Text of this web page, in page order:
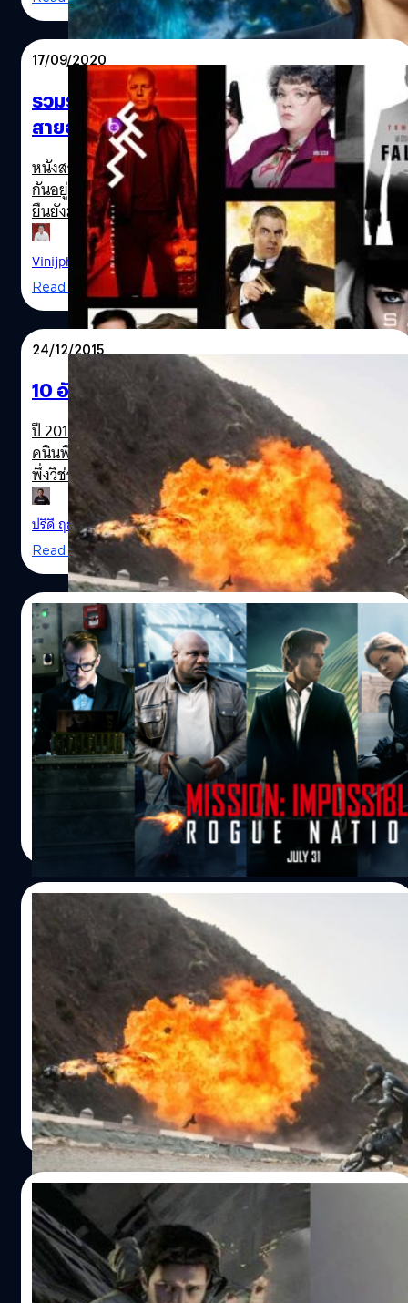
Avatar 2
แสดงผู้หญิงเสียด้วย มีรายงานว่า Kate Winslet นักแสดง
เจ้าของรางวัลออสการ์ที่ได้กลับมาร่วมงานกับผู้กำกับ Titanic
(1997) อย่าง James Cameron อีกครั้ง ได้ถ่ายทำฉากที่ต้อง
ระบำอยู่ใต้น้ำในงานพิธีสำคัญของหนังภาค 2 ซึ่งจะเน้น
บรรยากาศใต้น้ำของดาวที่เป็นดวงจันทร์ของดาวนาวีอีกทีและ
Cameron ก็ให้ความมั่นใจว่าเทคโนโลยีการถ่ายใต้น้ำของหนัง
นั้นดีที่สุดที่โลกมีตอนนี้ ปกตินักแสดงหลายคนของฮอลลีวู
ดมักจะหลีกเลี่ยงการต้องแสดงใต้น้ำเพราะเป็นเรื่องยาก แต่
Winslet ก็บ่ยั่น นอกจากนั้นการทำลายสถิติครั้งนี้ Winslet ก็
ไม่รู้จนกระทั่งมีคนมาบอกหลังถ่ายทำเสร็จไปแล้ว (แสดงว่า
เธอไม่ได้ตั้งใจมาทำสถิติใหม่แต่แรก) มันตลกมากเพราะฉันไม่
ได้อ่านข่าวเลยและฉันไม่มีอินสตาแกรม ตอนที่ฉันถ่ายฉากนี้
เมื่อหลายอาทิตย์ก่อน มีคนในกองถ่ายตกใจแล้วบอกว่า
พระเจ้า นั่นคุณกลั้นหายใจใต้น้ำ 7 นาที 14วินาทีเลยหรือ? มัน
บ้ามากและฉันก็ภูมิใจกับมันนะ แต่คงไม่กลับไปทำอะไรแบบ
นั้นอีกแล้วล่ะ เพราะฉันต้องใช้เวลาตั้ง 4…
Spy Movie Netflix
17/09/2020
รวมรายชื่อ “หนังสายลับ” ทั้งสายบู๊สุดมันและ
สายฮาสุดก๊าก บน Netflix
หนังสายลับจัดเป็นแขนงหนึ่งที่มีให้แฟน ๆ หนังแอ็กชันได้ชม
กันอยู่ตลอด ในโลกภาพยนตร์นั้นมีสายลับระดับโลกที่อยู่ยั้ง
ยืนยังมาเกิน 50 ปี อย่าง James Bond 007 แห่งหน่วยสืบ
ราชการลับอังกฤษ หรือ Ethan Hunt แห่งหน่วยงานจารกรรม
IMF ของสหรัฐฯ ที่หนังกำลังจะมีภาค 7 และ 8 ตามออกมาในปี
หน้าและปีถัดไป Jason Bourne แห่งโครงการทดลองลับที่
ทำให้โลกได้รู้จักกับหนังสายลับแนวอึดถึกทนและสมจริง และ
หนังสายลับอีกหลายเรื่องที่ทั้งมันก็มาที่ฮาก็มี สะท้อนให้เห็นว่า
หนังแนวนี้ไปเคยเสื่อมคลายความนิยมไปจากคอหนังเลย
แม้ว่าตอนนี้หนัง James Bond 007 จะยังไม่เข้า Netflix (แต่
ภาค No Time To Die ภาคล่าสุดก็เตรียจะเข้าฉายในโรง
พฤศจิกายนนี้) หนังสายลับตระกูล The Bourne จะเข้า ๆ ออก
ๆ จากโปรแกรม และ Mission Impossible จะมีแค่ภาค 5 และ
6…
Vinijphat Kanyapong| 2149 days ago
Read More
Photo credit: Christian Black
24/12/2015
10 อันดับฉากแอ็คชั่นยอดเยี่ยมแห่งปี 2015
ปี 2015 เต็มไปด้วยภาพยนตร์แอ็คชั่นมากมายทั้งแบบโชว์เท
คนินพิเศษ (เช่น The Martian) หรือโชว์เทคนิคงานสร้างที่ไม่
พึ่งวิช่วลเอฟเฟคต์ (เช่น Mad Max Fury Road) ซึ่งต่างก็มา
พร้อมกับคุณภาพที่สามารถคว้ารางวัลบนเวทีประกวดใหญ่ได้
เลย มาดูกันว่า 10 อันดับฉากแอ็คชั่นยอดเยี่ยมประจำปี 2015
จะมีอะไรบ้าง โดยเริ่มจากอันดับที่ 10 ที่เรียกว่ายอดเยี่ยม ไป
จนถึงอันดับที่ 1 ที่ทำเอาคนดูตะลึงจนแทบไม่เชื่อสายตาว่า
ถ่ายทำกันได้ยังไง
ปรีดี ฤกษ์วลีกุล| 3878 days ago
Read More
01/08/2015
mission:impossible – rogue nation : อย่า
เข้าโรงช้านะครับ
มาถึงภาคที่5แล้ว ภาคนี้มาแปลกหน่อย อัดฉากแอ็คชั่นทุกอ
ย่างไว้ในครึ่งแรกหมด โดยเฉพาะฉากเด็ดเสี่ยงตาย เกาะประตู
เครื่องบินที่ถูกนำมาโปรโมทนั้น ก็ใช้เป็นฉากเปิดเรื่องเลย ถ้า
เข้าโรงช้าไป5นาที ก็พลาดฉากนี้เลยครับ อีธาน ฮันท์ เปิดตัวได้
เท่มาก กลายเป็นจุดขายประจำของเฟรนไชส์ mission
impossible ไปแล้วที่ ทอม ครูซ จะต้องเล่นฉากสตันท์เอง
จากภาคที่แล้วก็ปีนตึกเบิร์จ คาลิฟา ตึกที่สูงที่สุดในโลกใน
ดูไบ มาภาคนี้ ครูซ ก็อยากเกาะเครื่องบินแอร์บัส A400เอง ทีม
งานก็เลยต้องเครียดกันทั้งเรื่องดูแลความปลอดภัยและ
เทคนิคการถ่ายทำ อย่างแรกก็ต้องออกแบบกล่องพิเศษมา
ครอบกล้องให้ต้านลมและยึดติดกับปีกของเครื่องได้ ปัญหา
ถัดมาคือจะทำอย่างไรให้ ครูซ ลืมตาได้ในฉากนี้ ก็ต้อง
ออกแบบคอนแทคเลนส์พิเศษต้านลมได้ที่ครอบทั้งตาขาวและ
ตาดำเพื่อการนี้โดยเฉพาะ ฉากนี้จากที่อยากจะให้ผ่านไปเร็วๆ
แต่กลับต้องถ่ายกันถึง8เทค ครูซต้องแขวนตัวอยู่บนเครื่องบิน
ที่ความสูงถึง 1.5กิโลเมตร อย่าพลาดกันนะครับฉากนี้
| 4023 days ago
21/07/2015
ทำไมฉากเสี่ยงตายใน Mission: Impossible –
Rogue Nation ถึงได้สมจริงนัก?
ทำไมฉากเสี่ยงตายถึงดูสมจริง ก็เพราะว่ามันเสี่ยงตายจริงๆน่ะ
สิ คำโปรยในคลิปโปรโมทล่าสุดของหนัง Mission:
Impossible Rogue Nation ดูจะเป็นที่น่าตื่นเต้นไม่น้อยทีเดียว
สำหรับคอแอ๊กชั่นที่เน้นความเรียล อย่างที่แมดแม็กซ์ทำสำเร็จ
มาแล้ว โดยเฉพาะเมื่อทางทีมงานปล่อยเบื้องหลังการถ่ายทำ
ของฉากที่ Tom Cruiseเกาะอยู่นอกตัวเครื่องบินขณะทะยาน
ขึ้นจากรันเวย์ออกมา โดยในฉากนี้เกิดจากการพูดกันเล่น
ระหว่างผู้กำกับ Christopher McQuarrie กับ ครูซ เมื่อเขาเห็น
ภาพเครื่องแอร์บัสว่า "นายน่าจะลองเกาะไอ้นี้ตอนมันบินดูนะ"
แล้วครูซก็ตอบว่า "เอาสิ"
https://www.youtube.com/watch?v=afS5ks54tms ซึ่ง
ทอม ครูซ ลงทุนเล่นจริงแบบไม่ใช้ตัวแสดงแทน และแน่นอน
ไม่ได้ใช้การถ่ายทำหลอกในสตูดิโอด้วยซีจีแบบสมัยนิยม จาก
ฟุตเตจดิบเราจะเห็นว่าครูซเล่นเสี่ยงตายมากๆ แม้ว่าจะมีเชือก
ธนพล น้อยชูชื่น | 4034 days ago
Read More
15/07/2015
หนังสายลับ Mission Impossible ภาคใหม่ฉาก
เสี่ยงตายมาจากเกม Uncharted 3